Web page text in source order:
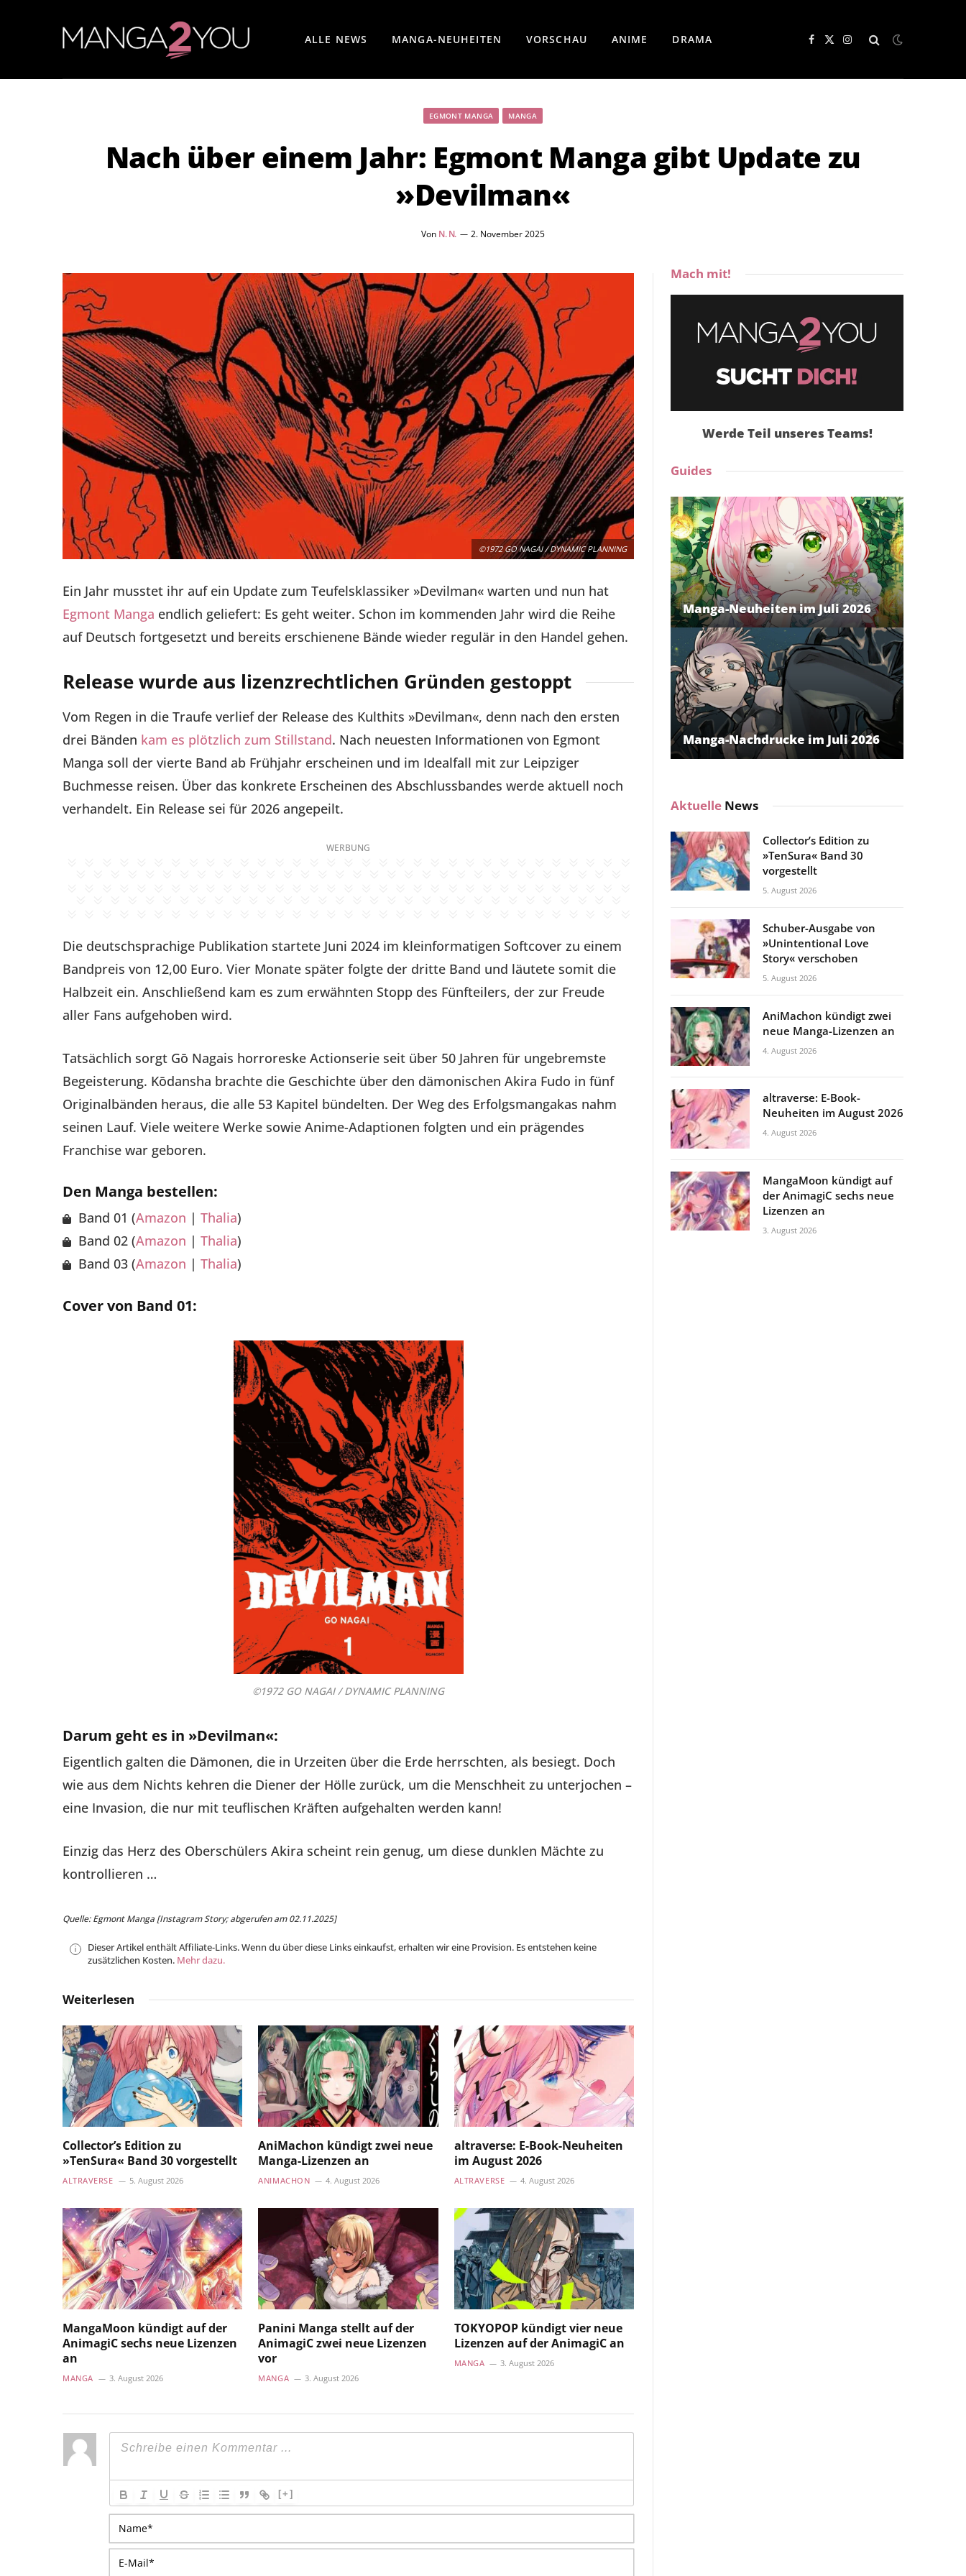
ALLE NEWS MANGA-NEUHEITEN VORSCHAU ANIME DRAMA Facebook
X
Instagram
EGMONT MANGA MANGA
Nach über einem Jahr: Egmont Manga gibt Update zu
»Devilman«
Von N. N. 2. November 2025
©1972 GO NAGAI / DYNAMIC PLANNING
Ein Jahr musstet ihr auf ein Update zum Teufelsklassiker »Devilman« warten und nun hat
Egmont Manga endlich geliefert: Es geht weiter. Schon im kommenden Jahr wird die Reihe
auf Deutsch fortgesetzt und bereits erschienene Bände wieder regulär in den Handel gehen.
Release wurde aus lizenzrechtlichen Gründen gestoppt
Vom Regen in die Traufe verlief der Release des Kulthits »Devilman«, denn nach den ersten
drei Bänden kam es plötzlich zum Stillstand. Nach neuesten Informationen von Egmont
Manga soll der vierte Band ab Frühjahr erscheinen und im Idealfall mit zur Leipziger
Buchmesse reisen. Über das konkrete Erscheinen des Abschlussbandes werde aktuell noch
verhandelt. Ein Release sei für 2026 angepeilt.
WERBUNG
Die deutschsprachige Publikation startete Juni 2024 im kleinformatigen Softcover zu einem
Bandpreis von 12,00 Euro. Vier Monate später folgte der dritte Band und läutete somit die
Halbzeit ein. Anschließend kam es zum erwähnten Stopp des Fünfteilers, der zur Freude
aller Fans aufgehoben wird.
Tatsächlich sorgt Gō Nagais horroreske Actionserie seit über 50 Jahren für ungebremste
Begeisterung. Kōdansha brachte die Geschichte über den dämonischen Akira Fudo in fünf
Originalbänden heraus, die alle 53 Kapitel bündelten. Der Weg des Erfolgsmangakas nahm
seinen Lauf. Viele weitere Werke sowie Anime-Adaptionen folgten und ein prägendes
Franchise war geboren.
Den Manga bestellen:
Band 01 (Amazon | Thalia)
Band 02 (Amazon | Thalia)
Band 03 (Amazon | Thalia)
Cover von Band 01:
©1972 GO NAGAI / DYNAMIC PLANNING
Darum geht es in »Devilman«:
Eigentlich galten die Dämonen, die in Urzeiten über die Erde herrschten, als besiegt. Doch
wie aus dem Nichts kehren die Diener der Hölle zurück, um die Menschheit zu unterjochen –
eine Invasion, die nur mit teuflischen Kräften aufgehalten werden kann!
Einzig das Herz des Oberschülers Akira scheint rein genug, um diese dunklen Mächte zu
kontrollieren …
Quelle: Egmont Manga [Instagram Story; abgerufen am 02.11.2025]
Dieser Artikel enthält Affiliate-Links. Wenn du über diese Links einkaufst, erhalten wir eine Provision. Es entstehen keine
zusätzlichen Kosten. Mehr dazu.
Weiterlesen
Collector’s Edition zu
»TenSura« Band 30 vorgestellt
ALTRAVERSE 5. August 2026
AniMachon kündigt zwei neue
Manga-Lizenzen an
ANIMACHON 4. August 2026
altraverse: E-Book-Neuheiten
im August 2026
ALTRAVERSE 4. August 2026
MangaMoon kündigt auf der
AnimagiC sechs neue Lizenzen
an
MANGA 3. August 2026
Panini Manga stellt auf der
AnimagiC zwei neue Lizenzen
vor
MANGA 3. August 2026
TOKYOPOP kündigt vier neue
Lizenzen auf der AnimagiC an
MANGA 3. August 2026
[+]
Mach mit!
Werde Teil unseres Teams!
Guides
Manga-Neuheiten im Juli 2026
Manga-Nachdrucke im Juli 2026
Aktuelle News
Collector’s Edition zu
»TenSura« Band 30
vorgestellt
5. August 2026
Schuber-Ausgabe von
»Unintentional Love
Story« verschoben
5. August 2026
AniMachon kündigt zwei
neue Manga-Lizenzen an
4. August 2026
altraverse: E-Book-
Neuheiten im August 2026
4. August 2026
MangaMoon kündigt auf
der AnimagiC sechs neue
Lizenzen an
3. August 2026